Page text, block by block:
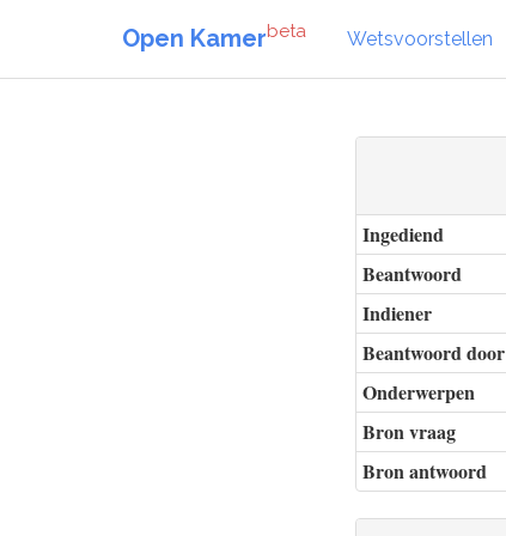
Open Kamerbeta Wetsvoorstellen
Ingediend
Beantwoord
Indiener
Beantwoord door
Onderwerpen
Bron vraag
Bron antwoord